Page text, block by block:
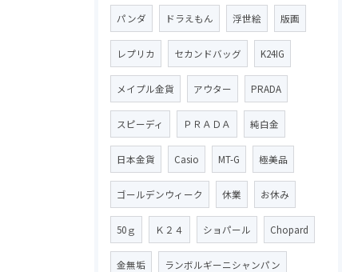
パンダ ドラえもん 浮世絵 版画
レプリカ セカンドバッグ K24IG
メイプル金貨 アウター PRADA
スピーディ ＰＲＡＤＡ 純白金
日本金貨 Casio MT-G 極美品
ゴールデンウィーク 休業 お休み
50ｇ Ｋ２４ ショパール Chopard
金無垢 ランボルギーニシャンパン